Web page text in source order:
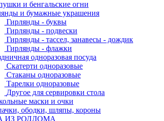
и бенгальские огни
и бумажные украшения
Гирлянды - буквы
Гирлянды - подвески
Гирлянды - тассел, занавесы - дождик
Гирлянды - флажки
одноразовая посуда
Скатерти одноразовые
Стаканы одноразовые
Тарелки одноразовые
Другое для сервировки стола
маски и очки
ободки, шляпы, короны
ИЗ РОДДОМА